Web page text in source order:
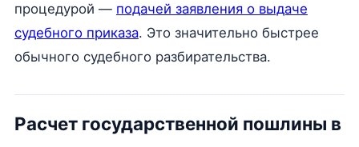
процедурой — подачей заявления о выдаче
судебного приказа. Это значительно быстрее
обычного судебного разбирательства.
Расчет государственной пошлины в